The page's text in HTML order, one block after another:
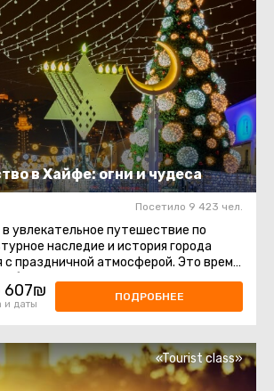
в Хайфе: огни и чудеса
Посетило 9 423 чел.
увлекательное путешествие по
наследие и история города
праздничной атмосферой. Это время,
...
607₪
и даты
ПОДРОБНЕЕ
«Tourist class»